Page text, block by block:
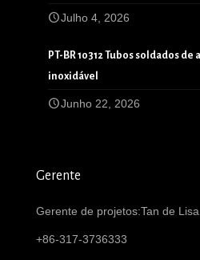
Julho 4, 2026
PT-BR 10312 Tubos soldados de
inoxidável
Junho 22, 2026
Gerente
Gerente de projetos:Tan de Lisa
+86-317-3736333